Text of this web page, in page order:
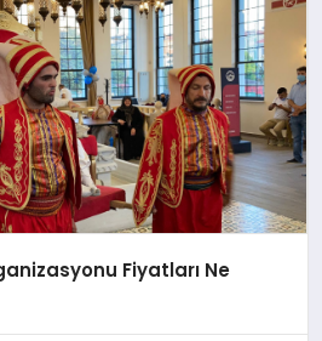
Fiyatları Ne